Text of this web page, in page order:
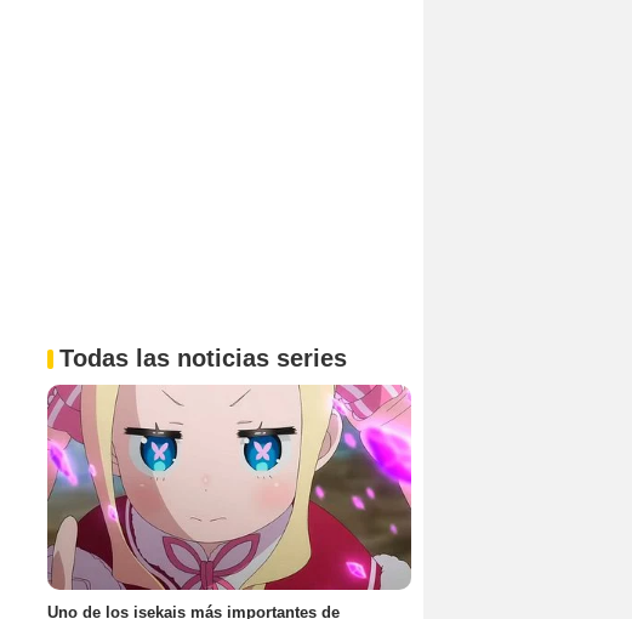
Todas las noticias series
Uno de los isekais más importantes de